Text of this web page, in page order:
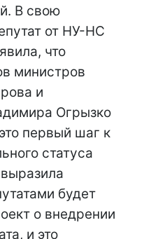
В свою
от НУ-НС
что
министров
и
Огрызко
первый шаг к
статуса
будет
о внедрении
и это